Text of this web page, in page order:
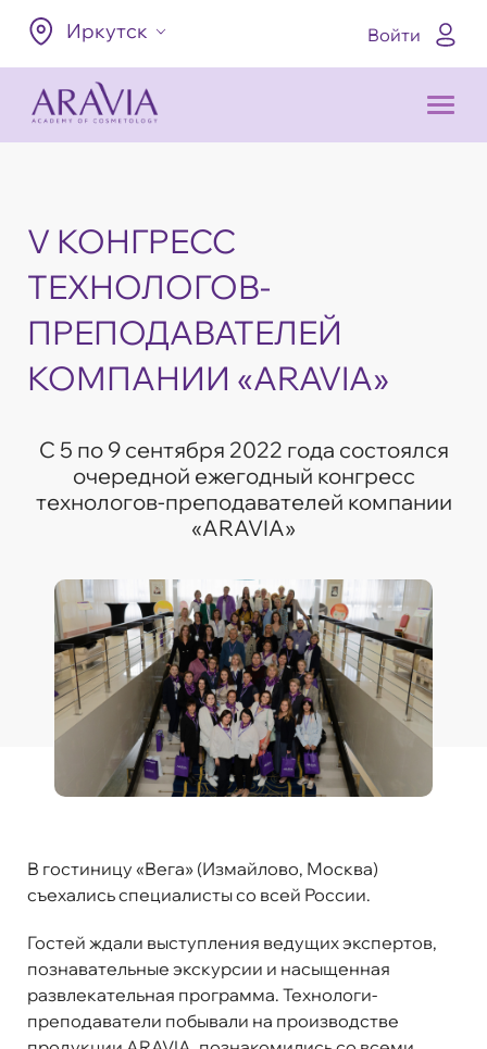
Иркутск Войти
V КОНГРЕСС
ТЕХНОЛОГОВ-
ПРЕПОДАВАТЕЛЕЙ
КОМПАНИИ «ARAVIA»
С 5 по 9 сентября 2022 года состоялся
очередной ежегодный конгресс
технологов-преподавателей компании
«ARAVIA»
В гостиницу «Вега» (Измайлово, Москва)
съехались специалисты со всей России.
Гостей ждали выступления ведущих экспертов,
познавательные экскурсии и насыщенная
развлекательная программа. Технологи-
преподаватели побывали на производстве